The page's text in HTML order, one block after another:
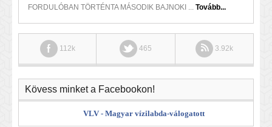
FORDULÓBAN TÖRTÉNTA MÁSODIK BAJNOKI ... Tovább...
112k 465 3.92k
Kövess minket a Facebookon!
VLV - Magyar vízilabda-válogatott